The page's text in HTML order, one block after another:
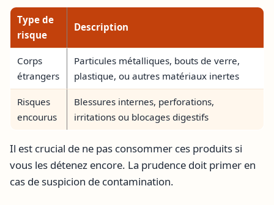
Type de
risque
Description
Corps
étrangers
Particules métalliques, bouts de verre,
plastique, ou autres matériaux inertes
Risques
encourus
Blessures internes, perforations,
irritations ou blocages digestifs
Il est crucial de ne pas consommer ces produits si
vous les détenez encore. La prudence doit primer en
cas de suspicion de contamination.